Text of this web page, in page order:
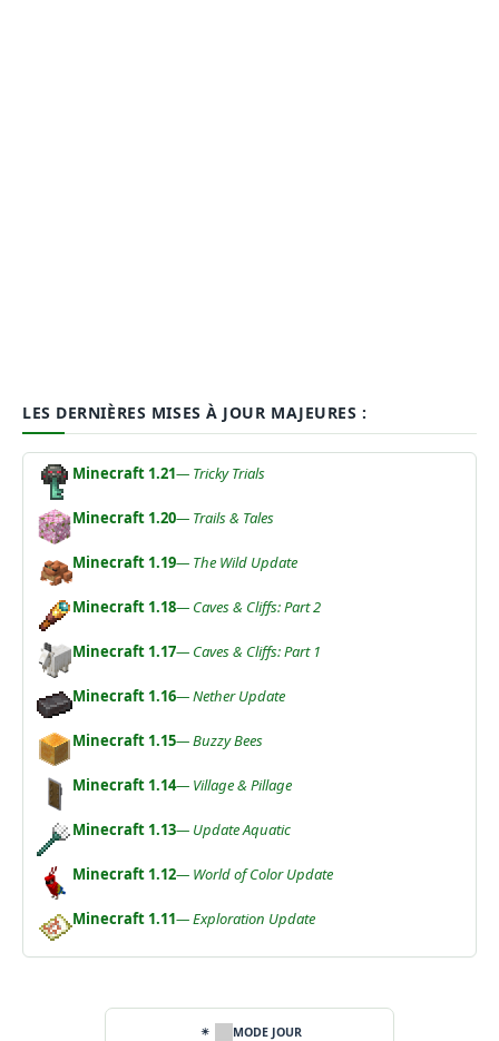
LES DERNIÈRES MISES À JOUR MAJEURES :
Minecraft 1.21— Tricky Trials
Minecraft 1.20— Trails & Tales
Minecraft 1.19— The Wild Update
Minecraft 1.18— Caves & Cliffs: Part 2
Minecraft 1.17— Caves & Cliffs: Part 1
Minecraft 1.16— Nether Update
Minecraft 1.15— Buzzy Bees
Minecraft 1.14— Village & Pillage
Minecraft 1.13— Update Aquatic
Minecraft 1.12— World of Color Update
Minecraft 1.11— Exploration Update
MODE JOUR